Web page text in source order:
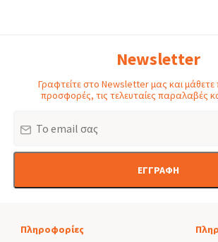
Newsletter
Γραφτείτε στο Newsletter μας και μάθετε
προσφορές, τις τελευταίες παραλαβές
ΕΓΓΡΑΦΗ
Πληροφορίες